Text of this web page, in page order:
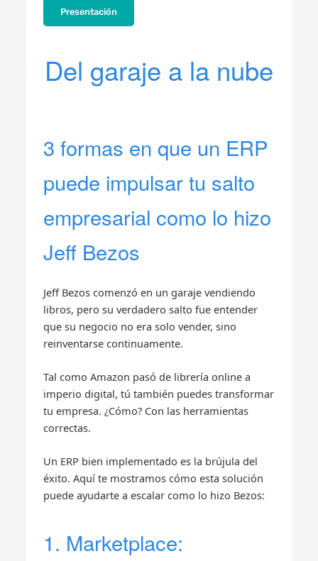
Presentación
Del garaje a la nube
3 formas en que un ERP
puede impulsar tu salto
empresarial como lo hizo
Jeff Bezos
Jeff Bezos comenzó en un garaje vendiendo
libros, pero su verdadero salto fue entender
que su negocio no era solo vender, sino
reinventarse continuamente.
Tal como Amazon pasó de librería online a
imperio digital, tú también puedes transformar
tu empresa. ¿Cómo? Con las herramientas
correctas.
Un ERP bien implementado es la brújula del
éxito. Aquí te mostramos cómo esta solución
puede ayudarte a escalar como lo hizo Bezos:
1. Marketplace: